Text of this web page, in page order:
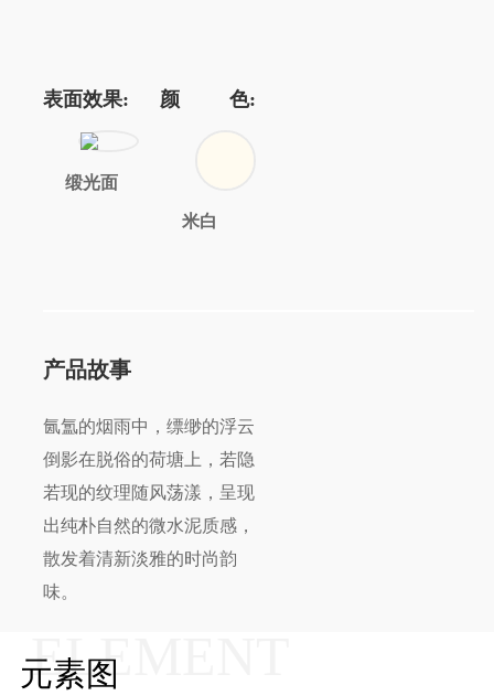
表面效果:
缎光面
颜 色:
米白
产品故事
氤氲的烟雨中，缥缈的浮云
倒影在脱俗的荷塘上，若隐
若现的纹理随风荡漾，呈现
出纯朴自然的微水泥质感，
散发着清新淡雅的时尚韵
味。
元素图
ELEMENT